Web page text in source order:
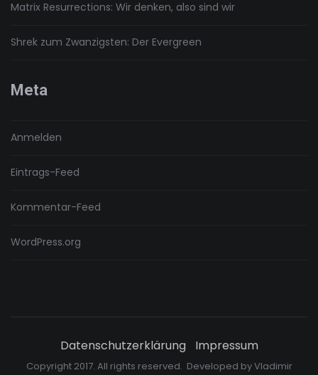
Matrix Resurrections: Wir denken, also sind wir
Shrek zum Zwanzigsten: Der Evergreen
Meta
Anmelden
Eintrags-Feed
Kommentar-Feed
WordPress.org
Datenschutzerklärung Impressum
Copyright 2017. All rights reserved. Developed byVladimir